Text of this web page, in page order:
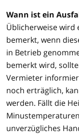
Wann ist ein
Üblicherweise wird
bemerkt, wenn
in Betrieb
bemerkt wird,
Vermieter
noch erträglich,
werden. Fällt die
unverzügliches